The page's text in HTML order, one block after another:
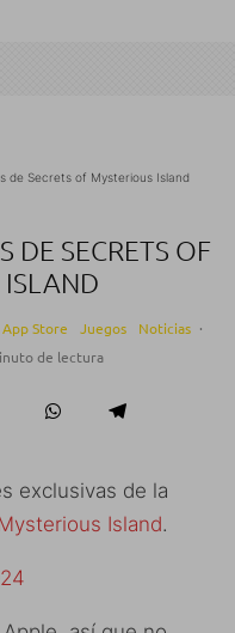
de Secrets of Mysterious Island
DE SECRETS OF
ISLAND
App Store Juegos Noticias ·
de lectura
exclusivas de la
Island.